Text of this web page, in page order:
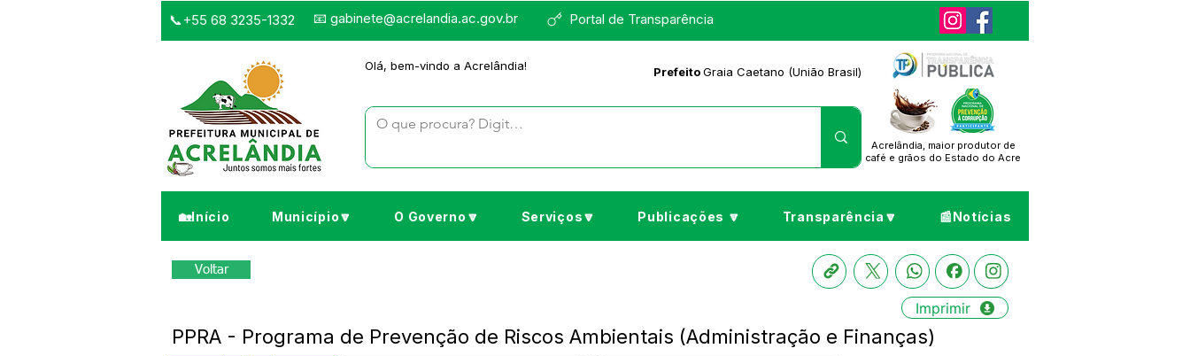
Portal de Transparência
📞+55 68 3235-1332 📧 gabinete@acrelandia.ac.gov.br
Olá, bem-vindo a Acrelândia! PrefeitoGraia Caetano (União Brasil)
Acrelândia, maior produtor de
café e grãos do Estado do Acre
🏡Início Município🔽 O Governo🔽 Serviços🔽 Publicações 🔽 Transparência🔽 📰Notícias
Voltar
Imprimir
PPRA - Programa de Prevenção de Riscos Ambientais (Administração e Finanças)